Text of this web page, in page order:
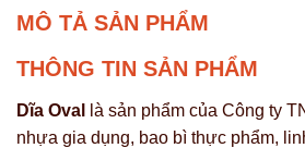
MÔ TẢ SẢN PHẨM
THÔNG TIN SẢN PHẨM
Dĩa Oval là sản phẩm của Công ty
nhựa gia dụng, bao bì thực phẩm,